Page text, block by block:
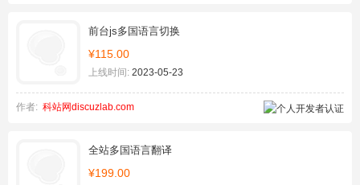
前台js多国语言切换
¥115.00
上线时间: 2023-05-23
作者: 科站网discuzlab.com
全站多国语言翻译
¥199.00